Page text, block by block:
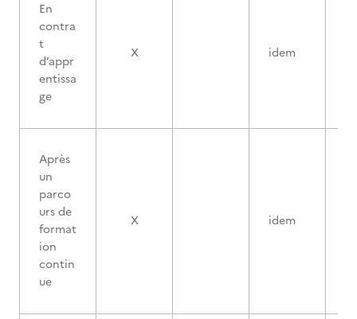
En
contra
t
d’appr
entissa
ge
X idem
Après
un
parco
urs de
format
ion
contin
ue
X idem